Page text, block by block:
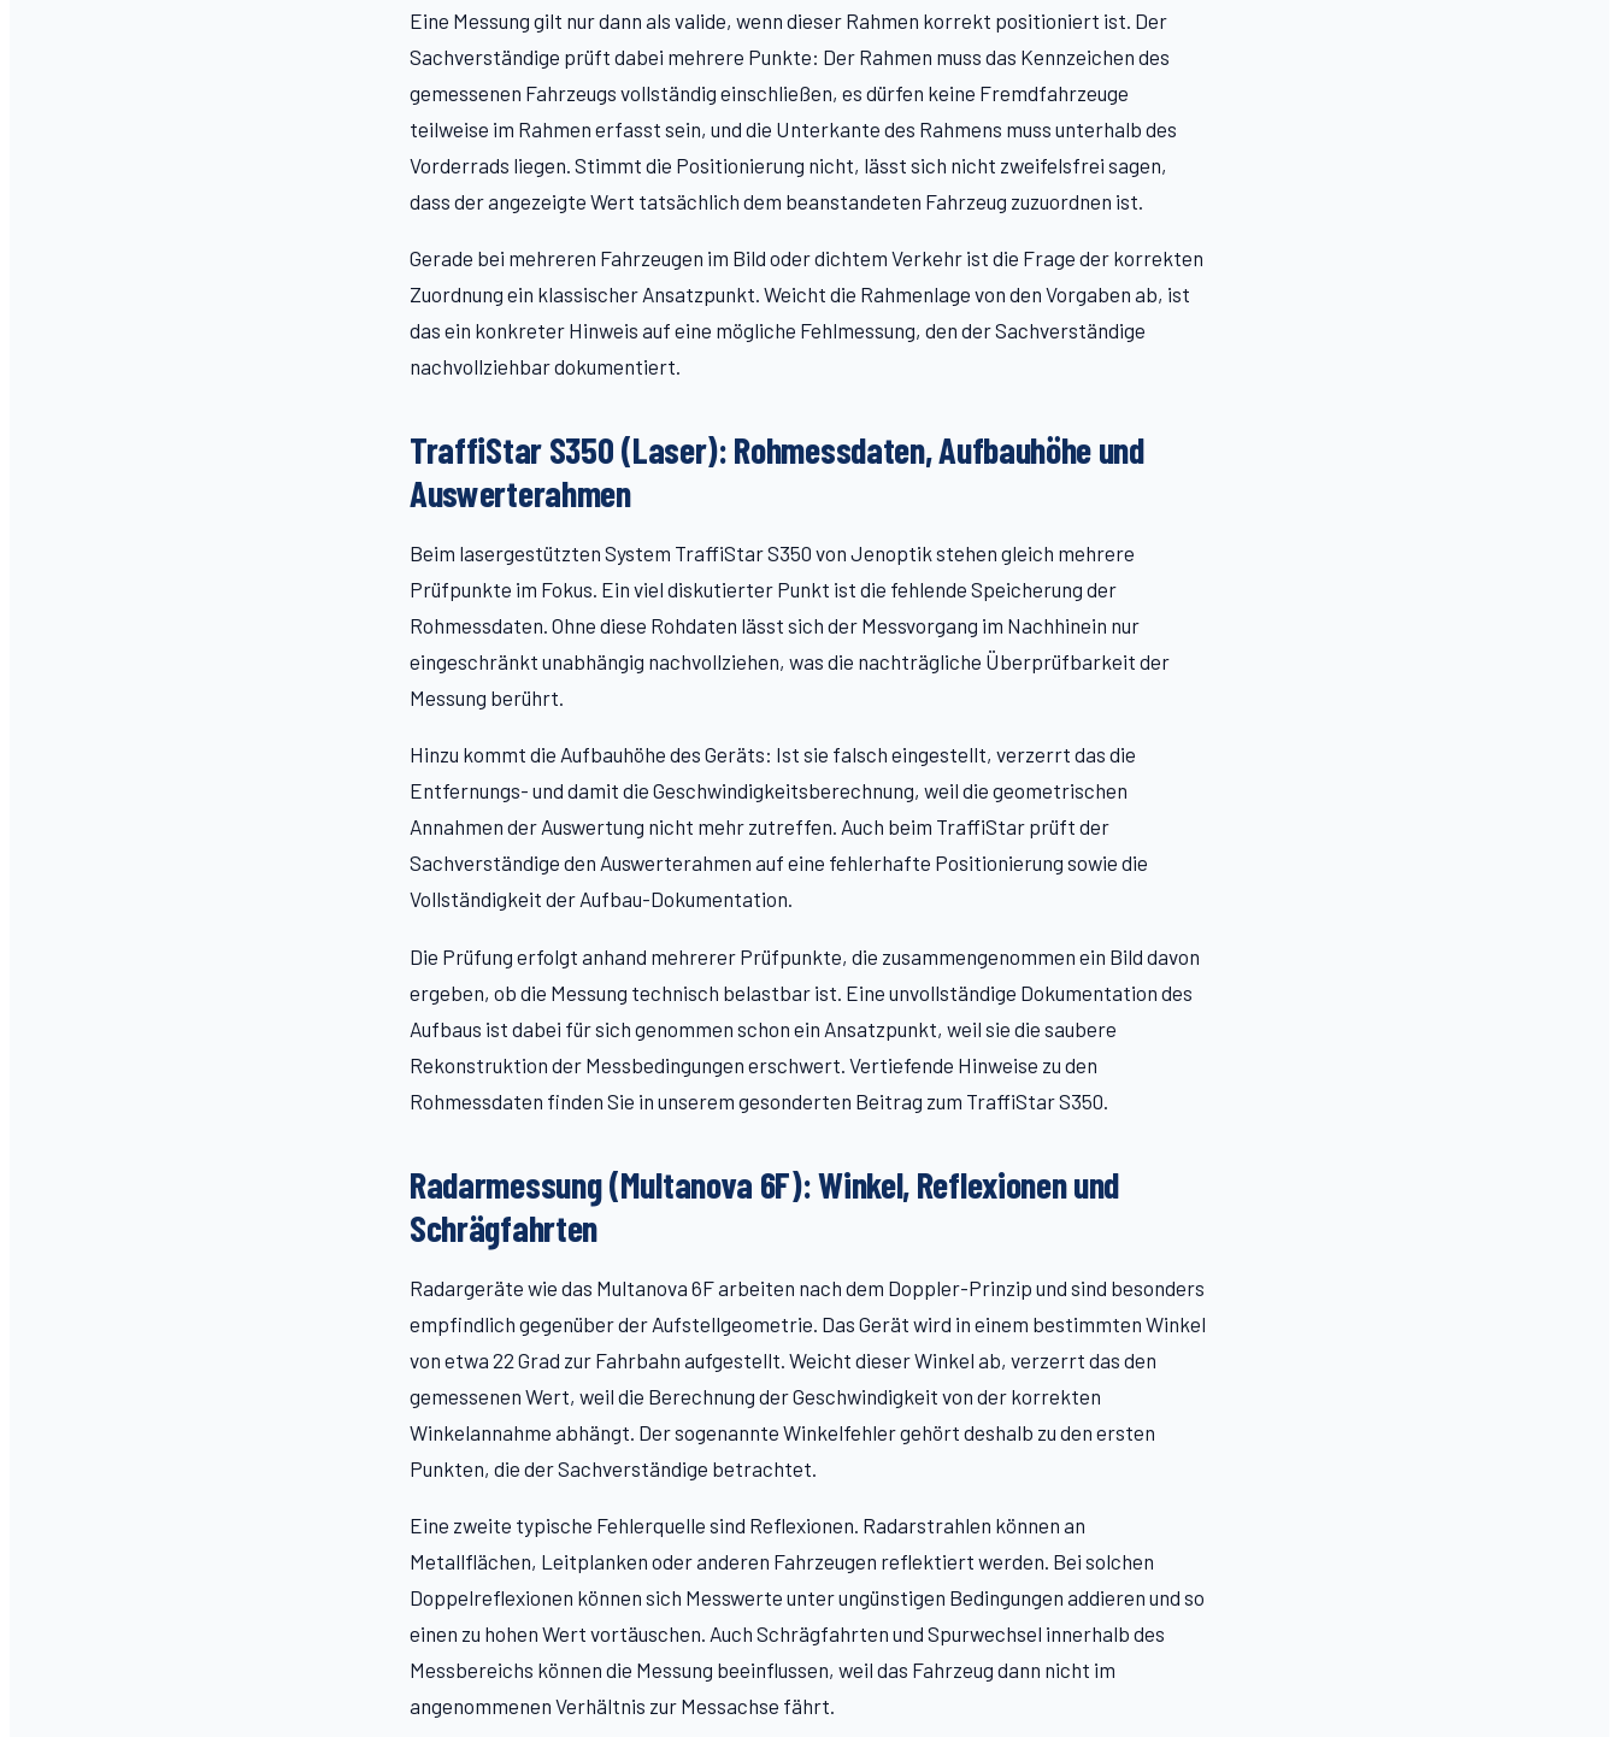
Eine Messung gilt nur dann als valide, wenn dieser Rahmen korrekt positioniert ist. Der
Sachverständige prüft dabei mehrere Punkte: Der Rahmen muss das Kennzeichen des
gemessenen Fahrzeugs vollständig einschließen, es dürfen keine Fremdfahrzeuge
teilweise im Rahmen erfasst sein, und die Unterkante des Rahmens muss unterhalb des
Vorderrads liegen. Stimmt die Positionierung nicht, lässt sich nicht zweifelsfrei sagen,
dass der angezeigte Wert tatsächlich dem beanstandeten Fahrzeug zuzuordnen ist.
Gerade bei mehreren Fahrzeugen im Bild oder dichtem Verkehr ist die Frage der korrekten
Zuordnung ein klassischer Ansatzpunkt. Weicht die Rahmenlage von den Vorgaben ab, ist
das ein konkreter Hinweis auf eine mögliche Fehlmessung, den der Sachverständige
nachvollziehbar dokumentiert.
TraffiStar S350 (Laser): Rohmessdaten, Aufbauhöhe und
Auswerterahmen
Beim lasergestützten System TraffiStar S350 von Jenoptik stehen gleich mehrere
Prüfpunkte im Fokus. Ein viel diskutierter Punkt ist die fehlende Speicherung der
Rohmessdaten. Ohne diese Rohdaten lässt sich der Messvorgang im Nachhinein nur
eingeschränkt unabhängig nachvollziehen, was die nachträgliche Überprüfbarkeit der
Messung berührt.
Hinzu kommt die Aufbauhöhe des Geräts: Ist sie falsch eingestellt, verzerrt das die
Entfernungs- und damit die Geschwindigkeitsberechnung, weil die geometrischen
Annahmen der Auswertung nicht mehr zutreffen. Auch beim TraffiStar prüft der
Sachverständige den Auswerterahmen auf eine fehlerhafte Positionierung sowie die
Vollständigkeit der Aufbau-Dokumentation.
Die Prüfung erfolgt anhand mehrerer Prüfpunkte, die zusammengenommen ein Bild davon
ergeben, ob die Messung technisch belastbar ist. Eine unvollständige Dokumentation des
Aufbaus ist dabei für sich genommen schon ein Ansatzpunkt, weil sie die saubere
Rekonstruktion der Messbedingungen erschwert. Vertiefende Hinweise zu den
Rohmessdaten finden Sie in unserem gesonderten Beitrag zum TraffiStar S350.
Radarmessung (Multanova 6F): Winkel, Reflexionen und
Schrägfahrten
Radargeräte wie das Multanova 6F arbeiten nach dem Doppler-Prinzip und sind besonders
empfindlich gegenüber der Aufstellgeometrie. Das Gerät wird in einem bestimmten Winkel
von etwa 22 Grad zur Fahrbahn aufgestellt. Weicht dieser Winkel ab, verzerrt das den
gemessenen Wert, weil die Berechnung der Geschwindigkeit von der korrekten
Winkelannahme abhängt. Der sogenannte Winkelfehler gehört deshalb zu den ersten
Punkten, die der Sachverständige betrachtet.
Eine zweite typische Fehlerquelle sind Reflexionen. Radarstrahlen können an
Metallflächen, Leitplanken oder anderen Fahrzeugen reflektiert werden. Bei solchen
Doppelreflexionen können sich Messwerte unter ungünstigen Bedingungen addieren und so
einen zu hohen Wert vortäuschen. Auch Schrägfahrten und Spurwechsel innerhalb des
Messbereichs können die Messung beeinflussen, weil das Fahrzeug dann nicht im
angenommenen Verhältnis zur Messachse fährt.